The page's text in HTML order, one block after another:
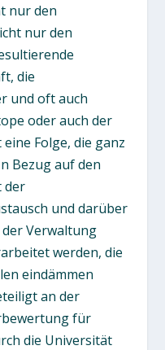
nur den
nur den
die
und oft auch
oder auch der
Folge, die ganz
Bezug auf den
der
und darüber
Verwaltung
werden, die
eindämmen
an der
für
die Universität